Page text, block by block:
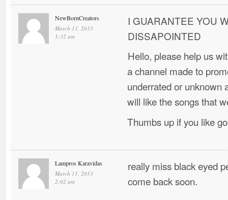
NewBornCreators
March 11, 2013
1:32 am
I GUARANTEE YOU
DISSAPOINTED
Hello, please help us
a channel made to
underrated or unknown
will like the songs that
Thumbs up if you like
Lampros Karavidas
March 11, 2013
2:02 am
really miss black eyed
come back soon.